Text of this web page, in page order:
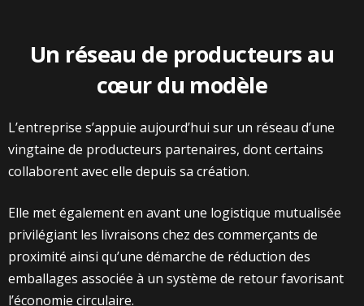
Un réseau de producteurs au
cœur du modèle
L’entreprise s’appuie aujourd’hui sur un réseau d’une
vingtaine de producteurs partenaires, dont certains
collaborent avec elle depuis sa création.
Elle met également en avant une logistique mutualisée
privilégiant les livraisons chez des commerçants de
proximité ainsi qu’une démarche de réduction des
emballages associée à un système de retour favorisant
l’économie circulaire.